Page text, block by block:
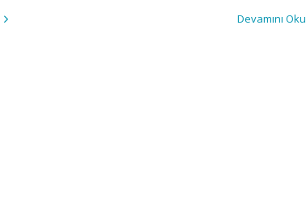
Devamını Oku